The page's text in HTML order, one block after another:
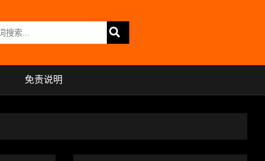
免责说明